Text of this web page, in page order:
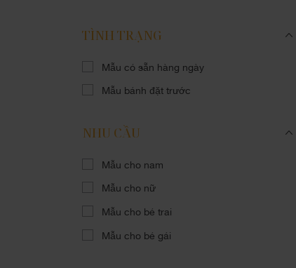
TÌNH TRẠNG
Mẫu có sẵn hàng ngày
Mẫu bánh đặt trước
NHU CẦU
Mẫu cho nam
Mẫu cho nữ
Mẫu cho bé trai
Mẫu cho bé gái